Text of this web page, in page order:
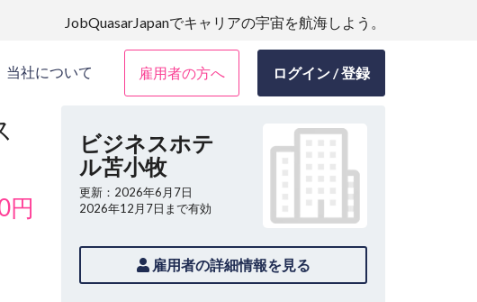
JobQuasarJapanでキャリアの宇宙を航海しよう。
当社について 雇用者の方へ ログイン / 登録
円
ビジネスホテ
ル苫小牧
更新：2026年6月7日
2026年12月7日まで有効
雇用者の詳細情報を見る